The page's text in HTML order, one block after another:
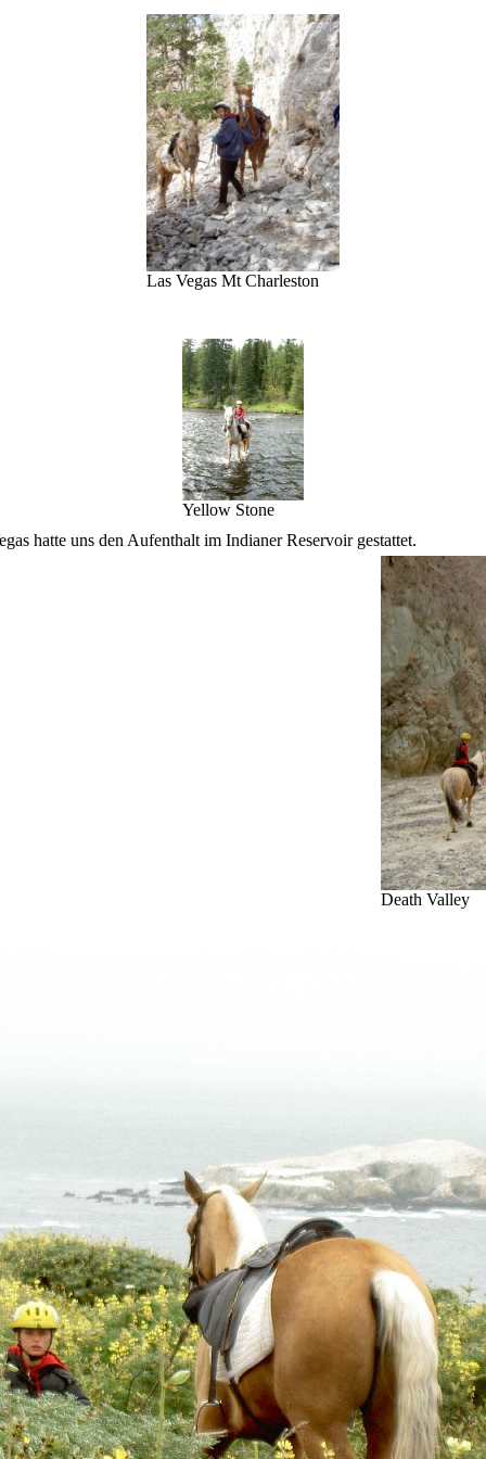
Las Vegas Mt Charleston
Yellow Stone
hatte uns den Aufenthalt im Indianer Reservoir gestattet.
Death Valley